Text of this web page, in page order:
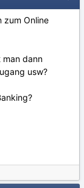
zum Online
man dann
usw?